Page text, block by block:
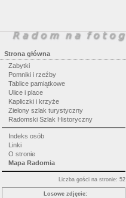
Strona główna
Zabytki
Pomniki i rzeźby
Tablice pamiątkowe
Ulice i place
Kapliczki i krzyże
Zielony szlak turystyczny
Radomski Szlak Historyczny
Indeks osób
Linki
O stronie
Mapa Radomia
Liczba gości na stronie: 52
Losowe zdjęcie: